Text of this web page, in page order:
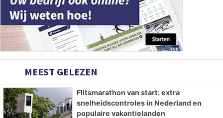
MEEST GELEZEN
Flitsmarathon van start: extra
snelheidscontroles in Nederland en
populaire vakantielanden